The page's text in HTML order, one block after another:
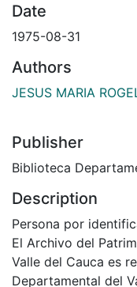
Date
1975-08-31
Authors
JESUS MARIA
Publisher
Biblioteca
Description
Persona por
El Archivo del
Valle del Cauca es
Departamental del